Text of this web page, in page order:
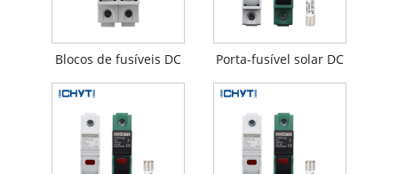
Blocos de fusíveis DC Porta-fusível solar DC